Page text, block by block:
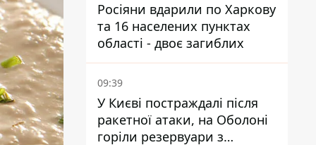
Росіяни вдарили по Харкову
та 16 населених пунктах
області - двоє загиблих
09:39
У Києві постраждалі після
ракетної атаки, на Оболоні
горіли резервуари з